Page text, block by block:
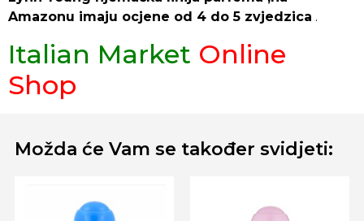
Amazonu imaju ocjene od 4 do 5 zvjedzica .
Italian Market Online
Shop
Možda će Vam se također svidjeti: